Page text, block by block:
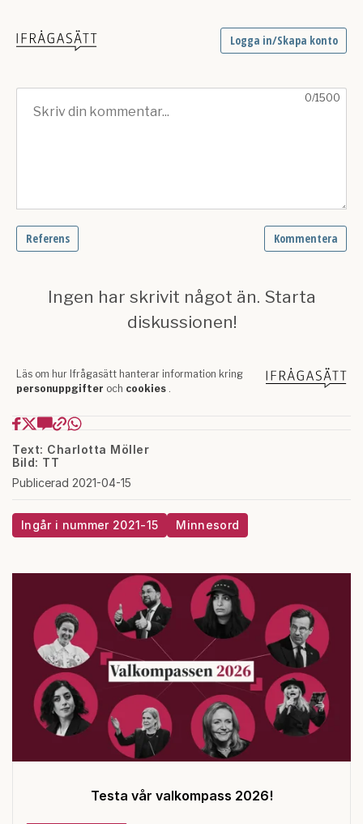
Text: Charlotta Möller
Bild: TT
Publicerad 2021-04-15
Ingår i nummer 2021-15 Minnesord
Testa vår valkompass 2026!